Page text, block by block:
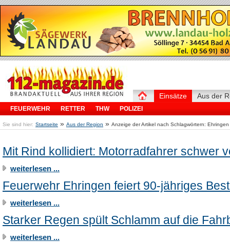
Einsätze
FEUERWEHR RETTER THW POLIZEI
Aus der
Sie sind hier: Startseite » Aus der Region » Anzeige der Artikel nach Schlagwörtern: Ehringen
Mit Rind kollidiert: Motorradfahrer schwer
weiterlesen ...
Feuerwehr Ehringen feiert 90-jähriges
weiterlesen ...
Starker Regen spült Schlamm auf die
weiterlesen ...